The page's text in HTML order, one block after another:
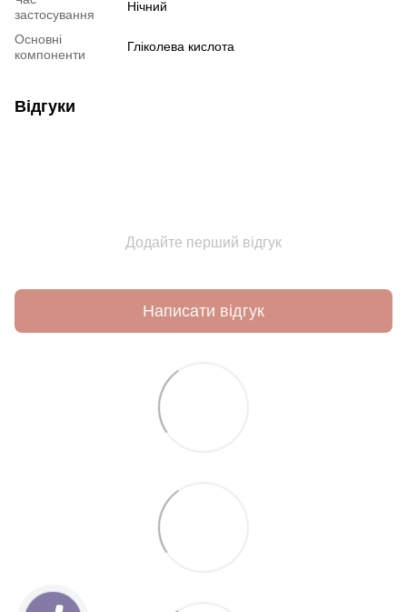
застосування
Нічний
Основні
компоненти
Гліколева кислота
Відгуки
Додайте перший відгук
Написати відгук